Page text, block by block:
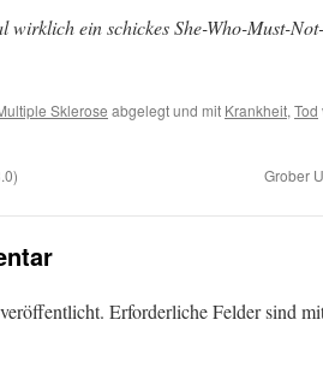
ein schickes She-Who-Must-
Sklerose abgelegt und mit Krankheit, Tod
Grober
Erforderliche Felder sind